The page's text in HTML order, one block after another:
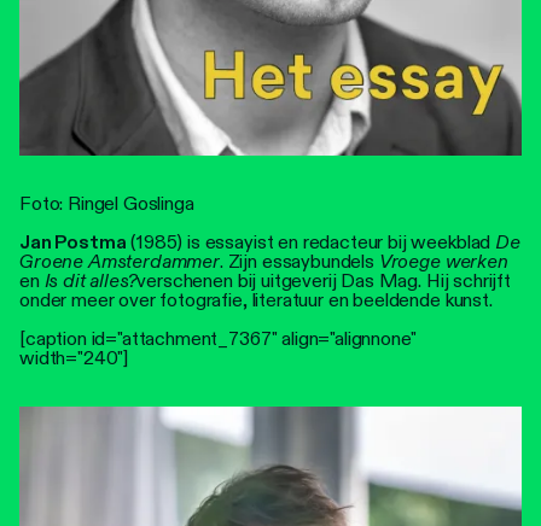
Foto: Ringel Goslinga
Jan Postma (1985) is essayist en redacteur bij weekblad De
Groene Amsterdammer. Zijn essaybundels Vroege werken
en Is dit alles?verschenen bij uitgeverij Das Mag. Hij schrijft
onder meer over fotografie, literatuur en beeldende kunst.
[caption id="attachment_7367" align="alignnone"
width="240"]